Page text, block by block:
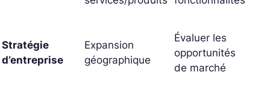
Stratégie
d’entreprise
Expansion
géographique
Évaluer les
opportunités
de marché